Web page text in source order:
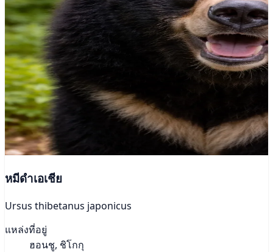
หมีดำเอเชีย
Ursus thibetanus japonicus
แหล่งที่อยู่
ฮอนชู, ชิโกกุ